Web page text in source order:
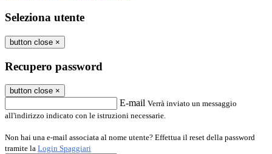
Seleziona utente
button close ×
Recupero password
button close ×
E-mail Verrà inviato un messaggio
all'indirizzo indicato con le istruzioni necessarie.
Non hai una e-mail associata al nome utente? Effettua il reset della password
tramite la Login Spaggiari